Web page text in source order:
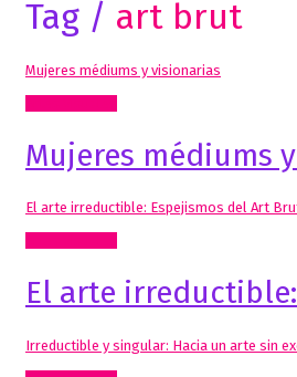
Tag / art brut
Mujeres médiums y visionarias
Mujeres médiums
El arte irreductible: Espejismos del Art
El arte
Irreductible y singular: Hacia un arte sin